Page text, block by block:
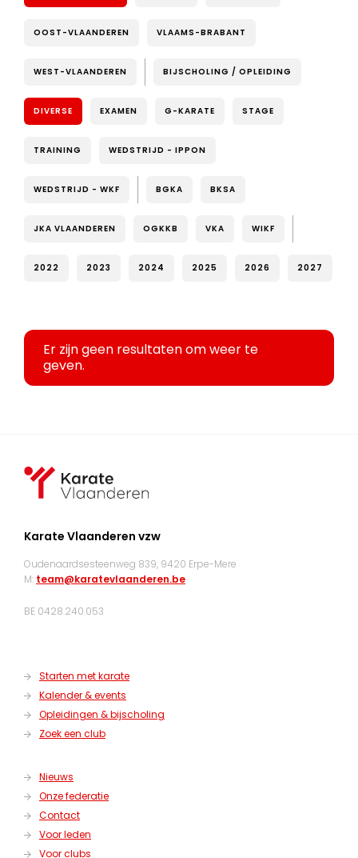
OOST-VLAANDEREN VLAAMS-BRABANT
WEST-VLAANDEREN BIJSCHOLING / OPLEIDING
DIVERSE EXAMEN G-KARATE STAGE
TRAINING WEDSTRIJD - IPPON
WEDSTRIJD - WKF BGKA BKSA
JKA VLAANDEREN OGKKB VKA WIKF
2022 2023 2024 2025 2026 2027
Er zijn geen resultaten om weer te
geven.
Karate Vlaanderen vzw
Oudenaardsesteenweg 839, 9420 Erpe-Mere
M: team@karatevlaanderen.be
BE 0428.240.053
Starten met karate
Kalender & events
Opleidingen & bijscholing
Zoek een club
Nieuws
Onze federatie
Contact
Voor leden
Voor clubs